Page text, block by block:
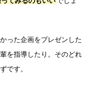
った企画をプレゼンした
を指導したり。そのどれ
です。